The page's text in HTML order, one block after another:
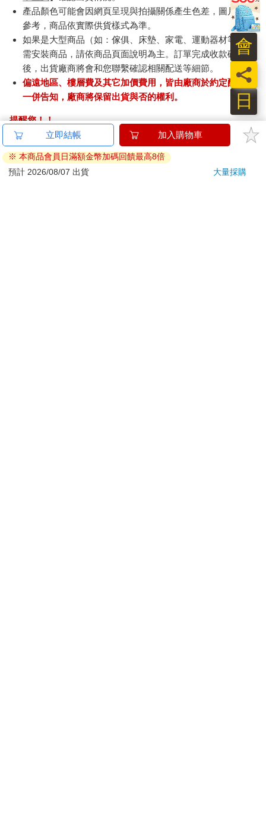
產品顏色可能會因網頁呈現與拍攝關係產生色差，圖片僅供
參考，商品依實際供貨樣式為準。
如果是大型商品（如：傢俱、床墊、家電、運動器材等）及
需安裝商品，請依商品頁面說明為主。訂單完成收款確認
後，出貨廠商將會和您聯繫確認相關配送等細節。
偏遠地區、樓層費及其它加價費用，皆由廠商於約定配送時
一併告知，廠商將保留出貨與否的權利。
提醒您！！
金石堂及銀行均不會請您操作ATM! 如接獲電話要求您前往
ATM提款機，請不要聽從指示，以免受騙上當！
退換貨須知：
立即結帳 加入購物車
※ 本商品會員日滿額金幣加碼回饋最高8倍
預計 2026/08/07 出貨
大量採購
日
員
會